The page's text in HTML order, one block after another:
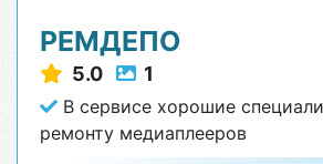
РЕМДЕПО
5.0 1
В сервисе хорошие
ремонту медиаплееров